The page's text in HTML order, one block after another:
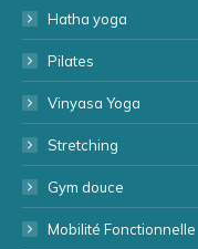
Hatha yoga
Pilates
Vinyasa Yoga
Stretching
Gym douce
Mobilité Fonctionnelle